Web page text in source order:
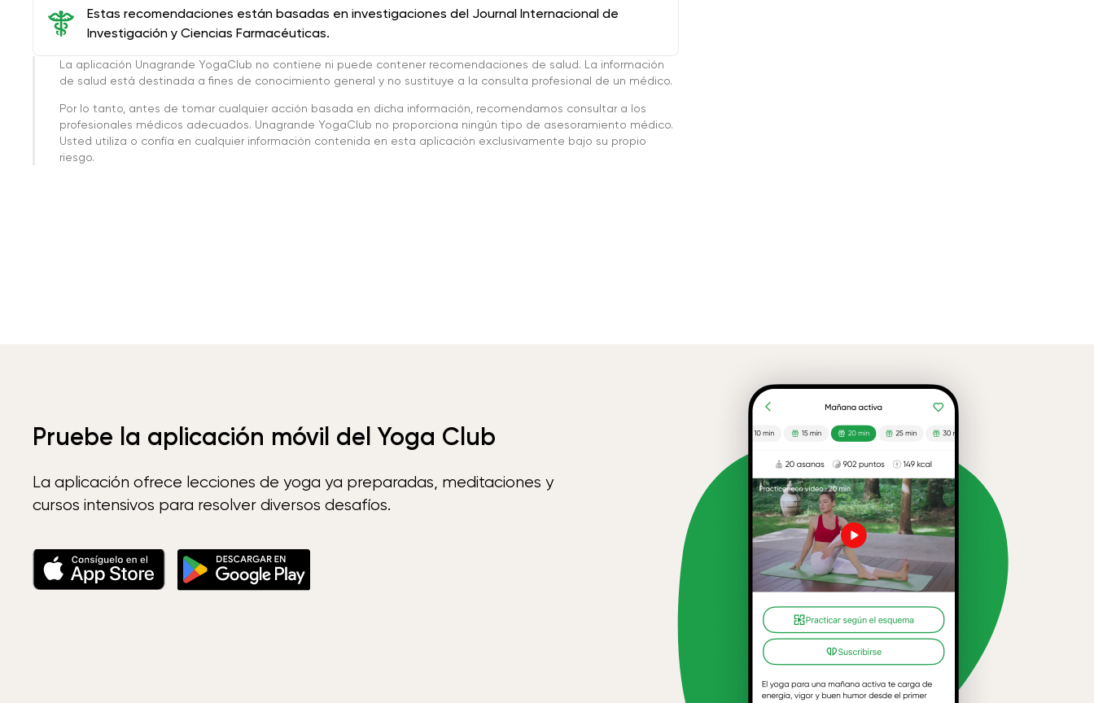
Estas recomendaciones están basadas en investigaciones del Journal Internacional de
Investigación y Ciencias Farmacéuticas.
La aplicación Unagrande YogaClub no contiene ni puede contener recomendaciones de salud. La información
de salud está destinada a fines de conocimiento general y no sustituye a la consulta profesional de un médico.
Por lo tanto, antes de tomar cualquier acción basada en dicha información, recomendamos consultar a los
profesionales médicos adecuados. Unagrande YogaClub no proporciona ningún tipo de asesoramiento médico.
Usted utiliza o confía en cualquier información contenida en esta aplicación exclusivamente bajo su propio
riesgo.
Pruebe la aplicación móvil del Yoga Club
La aplicación ofrece lecciones de yoga ya preparadas, meditaciones y
cursos intensivos para resolver diversos desafíos.